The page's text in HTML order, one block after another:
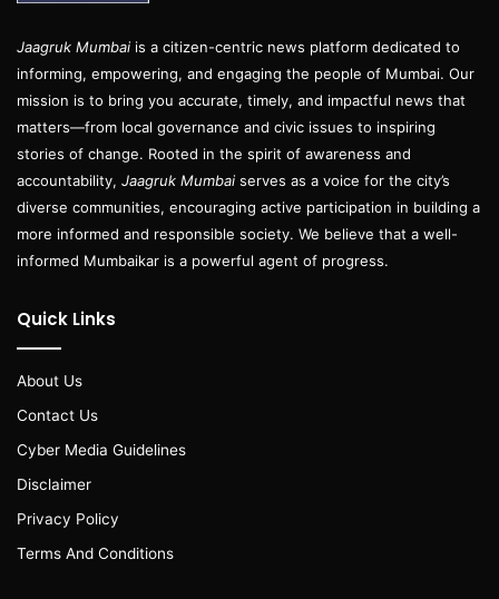
Jaagruk Mumbai is a citizen-centric news platform dedicated to
informing, empowering, and engaging the people of Mumbai. Our
mission is to bring you accurate, timely, and impactful news that
matters—from local governance and civic issues to inspiring
stories of change. Rooted in the spirit of awareness and
accountability, Jaagruk Mumbai serves as a voice for the city’s
diverse communities, encouraging active participation in building a
more informed and responsible society. We believe that a well-
informed Mumbaikar is a powerful agent of progress.
Quick Links
About Us
Contact Us
Cyber Media Guidelines
Disclaimer
Privacy Policy
Terms And Conditions